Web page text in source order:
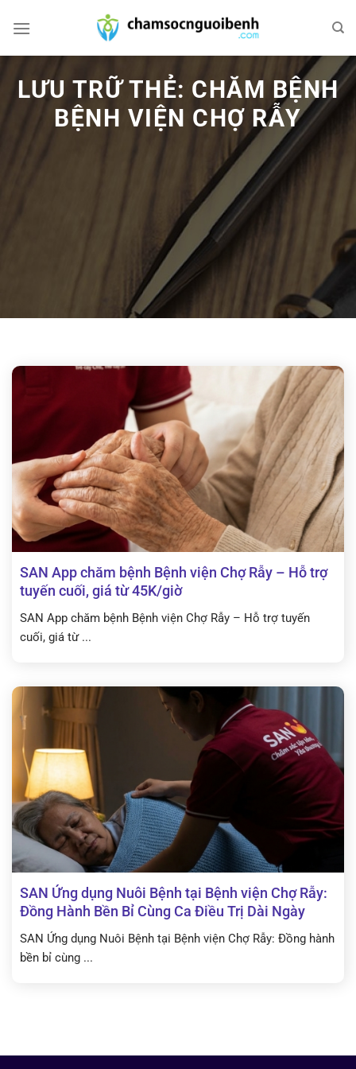
qua
LƯU TRỮ THẺ: CHĂM BỆNH
BỆNH VIỆN CHỢ RẪY
SAN App chăm bệnh Bệnh viện Chợ Rẫy – Hỗ trợ
tuyến cuối, giá từ 45K/giờ
SAN App chăm bệnh Bệnh viện Chợ Rẫy – Hỗ trợ tuyến
cuối, giá từ ...
SAN Ứng dụng Nuôi Bệnh tại Bệnh viện Chợ Rẫy:
Đồng Hành Bền Bỉ Cùng Ca Điều Trị Dài Ngày
SAN Ứng dụng Nuôi Bệnh tại Bệnh viện Chợ Rẫy: Đồng hành
bền bỉ cùng ...